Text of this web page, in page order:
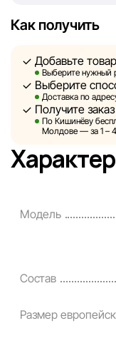
не может
технических
за содержание и
сторонних
размещены на
Sportlandia
порядке и без
представленные
информация о
скидок, подарков,
Как получить
Добавьте
Выберите нужный
Выберите
Доставка по
Получите заказ
По Кишинёву
Молдове — за 1 –
Модель
Состав
Размер